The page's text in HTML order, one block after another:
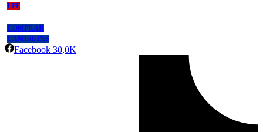
LPF
COMPRAR
CAMISETAS
Facebook 30,0K